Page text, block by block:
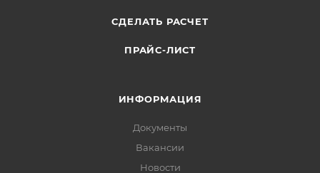
СДЕЛАТЬ РАСЧЕТ
ПРАЙС-ЛИСТ
ИНФОРМАЦИЯ
Документы
Вакансии
Новости